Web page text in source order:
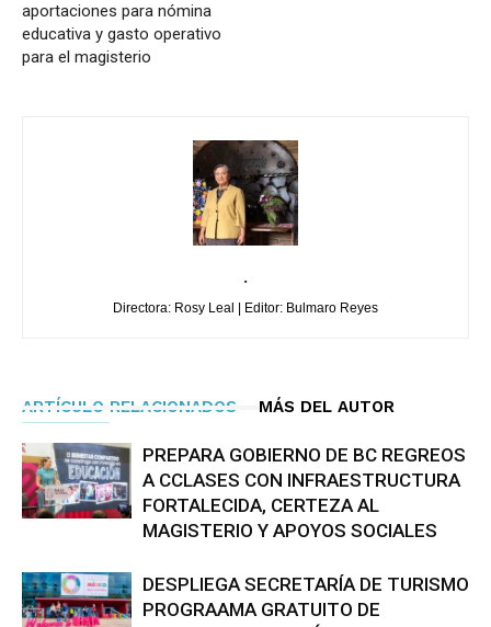
aportaciones para nómina
educativa y gasto operativo
para el magisterio
.
Directora: Rosy Leal | Editor: Bulmaro Reyes
ARTÍCULO RELACIONADOS MÁS DEL AUTOR
PREPARA GOBIERNO DE BC REGREOS
A CCLASES CON INFRAESTRUCTURA
FORTALECIDA, CERTEZA AL
MAGISTERIO Y APOYOS SOCIALES
DESPLIEGA SECRETARÍA DE TURISMO
PROGRAAMA GRATUITO DE